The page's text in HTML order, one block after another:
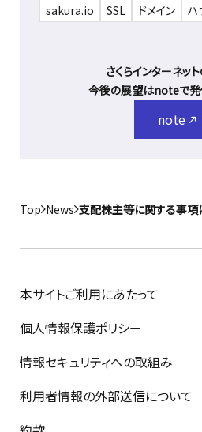
sakura.io
SSL ドメイン ハ
さくらインターネッ
今後の展望はnoteで発
note
Top News 支配株主等に関する事項
本サイトご利用にあたって
個人情報保護ポリシー
情報セキュリティへの取組み
利用者情報の外部送信について